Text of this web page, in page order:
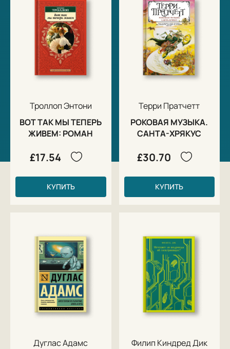
Троллоп Энтони
ВОТ ТАК МЫ ТЕПЕРЬ
ЖИВЕМ: РОМАН
£17.54
КУПИТЬ
Терри Пратчетт
РОКОВАЯ МУЗЫКА.
САНТА-ХРЯКУС
£30.70
КУПИТЬ
Дуглас Адамс
Филип Киндред Дик